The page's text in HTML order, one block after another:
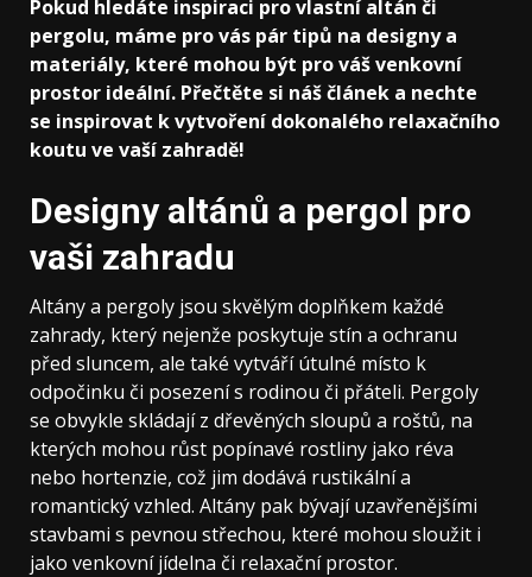
Pokud hledáte inspiraci pro vlastní altán či
pergolu, máme pro vás pár tipů na designy a
materiály, které mohou být pro váš venkovní
prostor ideální. Přečtěte si náš článek a nechte
se inspirovat k vytvoření dokonalého relaxačního
koutu ve vaší zahradě!
Designy altánů a pergol pro
vaši zahradu
Altány a pergoly jsou skvělým doplňkem každé
zahrady, který nejenže poskytuje stín a ochranu
před sluncem, ale také vytváří útulné místo k
odpočinku či posezení s rodinou či přáteli. Pergoly
se obvykle skládají z dřevěných sloupů a roštů, na
kterých mohou růst popínavé rostliny jako réva
nebo hortenzie, což jim dodává rustikální a
romantický vzhled. Altány pak bývají uzavřenějšími
stavbami s pevnou střechou, které mohou sloužit i
jako venkovní jídelna či relaxační prostor.